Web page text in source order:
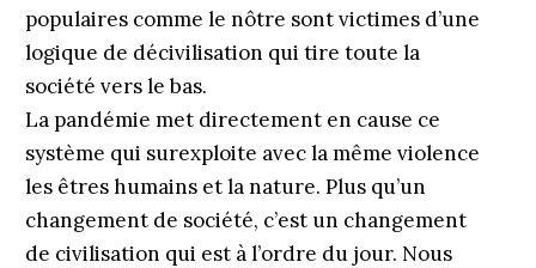
populaires comme le nôtre sont victimes d’une
logique de décivilisation qui tire toute la
société vers le bas.
La pandémie met directement en cause ce
système qui surexploite avec la même violence
les êtres humains et la nature. Plus qu’un
changement de société, c’est un changement
de civilisation qui est à l’ordre du jour. Nous